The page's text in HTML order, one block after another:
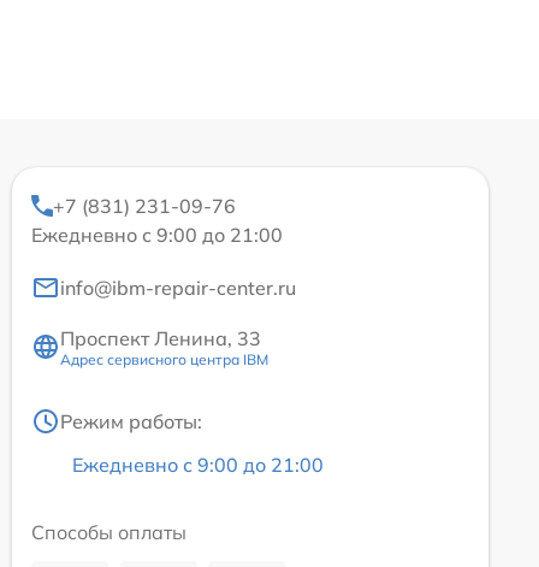
+7 (831) 231-09-76
Ежедневно с 9:00 до 21:00
info@ibm-repair-center.ru
Проспект Ленина, 33
Адрес сервисного центра IBM
Режим работы:
Ежедневно с 9:00 до 21:00
Способы оплаты